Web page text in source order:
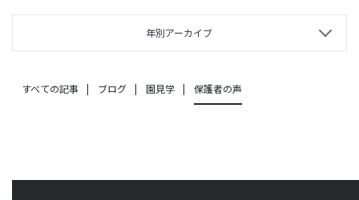
年別アーカイブ
すべての記事 ブログ 園見学 保護者の声